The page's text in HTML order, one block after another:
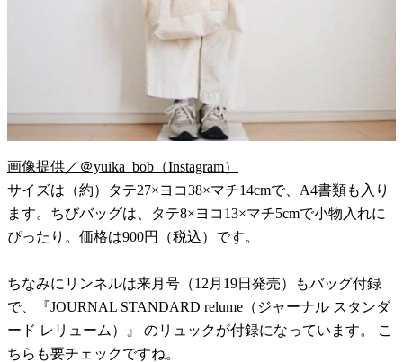
画像提供／＠yuika_bob（Instagram）
サイズは（約）タテ27×ヨコ38×マチ14cmで、A4書類も入り
ます。ちびバッグは、タテ8×ヨコ13×マチ5cmで小物入れに
ぴったり。価格は900円（税込）です。
ちなみにリンネルは来月号（12月19日発売）もバッグ付録
で、『JOURNAL STANDARD relume（ジャーナル スタンダ
ード レリューム）』 のリュックが付録になっています。 こ
ちらも要チェックですね。